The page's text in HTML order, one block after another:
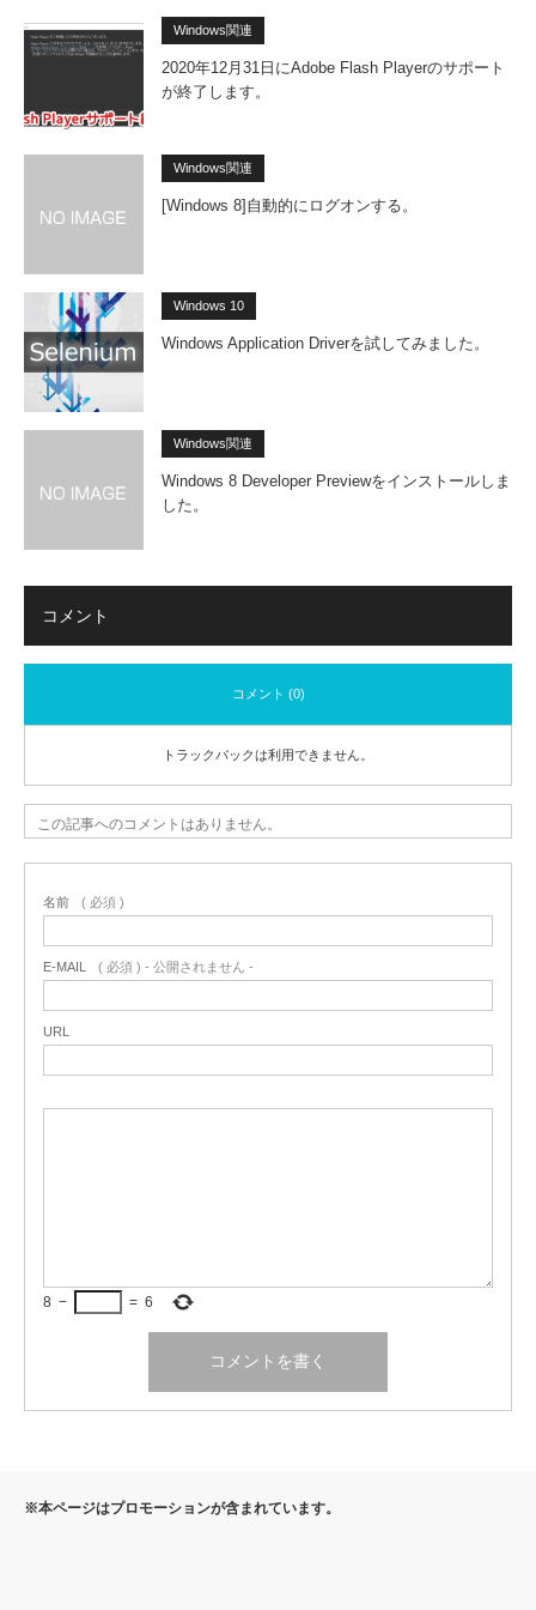
Windows関連
2020年12月31日にAdobe Flash Playerのサポート
が終了します。
Windows関連
[Windows 8]自動的にログオンする。
Windows 10
Windows Application Driverを試してみました。
Windows関連
Windows 8 Developer Previewをインストールしま
した。
コメント
コメント (0)
トラックバックは利用できません。
この記事へのコメントはありません。
名前 ( 必須 )
E-MAIL ( 必須 ) - 公開されません -
URL
8 − = 6
※本ページはプロモーションが含まれています。